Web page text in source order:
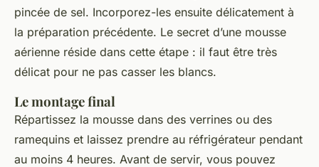
pincée de sel. Incorporez-les ensuite délicatement à
la préparation précédente. Le secret d’une mousse
aérienne réside dans cette étape : il faut être très
délicat pour ne pas casser les blancs.
Le montage final
Répartissez la mousse dans des verrines ou des
ramequins et laissez prendre au réfrigérateur pendant
au moins 4 heures. Avant de servir, vous pouvez